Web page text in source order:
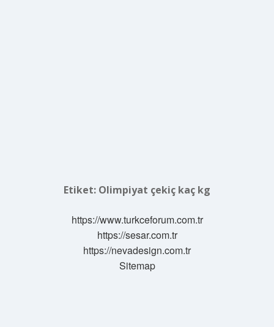
Etiket: Olimpiyat çekiç kaç kg
https://www.turkceforum.com.tr
https://sesar.com.tr
https://nevadesign.com.tr
Sitemap